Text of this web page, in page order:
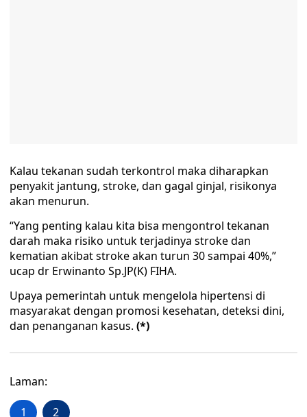
Kalau tekanan sudah terkontrol maka diharapkan
penyakit jantung, stroke, dan gagal ginjal, risikonya
akan menurun.
“Yang penting kalau kita bisa mengontrol tekanan
darah maka risiko untuk terjadinya stroke dan
kematian akibat stroke akan turun 30 sampai 40%,”
ucap dr Erwinanto Sp.JP(K) FIHA.
Upaya pemerintah untuk mengelola hipertensi di
masyarakat dengan promosi kesehatan, deteksi dini,
dan penanganan kasus. (*)
Laman:
1 2